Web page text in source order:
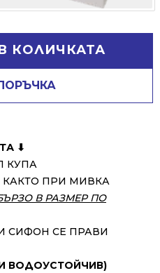
КОЛИЧКАТА
⬇
КУПА
ПРИ МИВКА
В РАЗМЕР ПО
СИФОН СЕ ПРАВИ
И ВОДОУСТОЙЧИВ)